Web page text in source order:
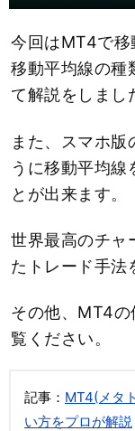
今回はMT4で移
移動平均線の種
て解説をしまし
また、スマホ
うに移動平均線
とが出来ます。
世界最高のチャ
たトレード手法
その他、MT4
覧ください。
記事： MT4(メタ
い方をプロが解説